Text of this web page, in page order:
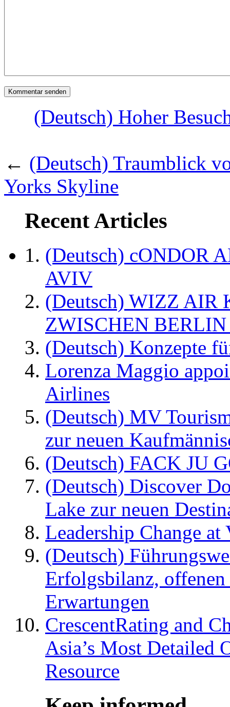
(Deutsch) Hoher
← (Deutsch) Traumblick
Yorks Skyline
Recent Articles
(Deutsch) cONDOR
AVIV
(Deutsch) WIZZ AIR
ZWISCHEN
(Deutsch) Konzepte
Lorenza Maggio
Airlines
(Deutsch) MV
zur neuen
(Deutsch) FACK JU
(Deutsch) Discover
Lake zur neuen
Leadership Change
(Deutsch)
Erfolgsbilanz,
Erwartungen
CrescentRating and
Asia’s Most Detailed
Resource